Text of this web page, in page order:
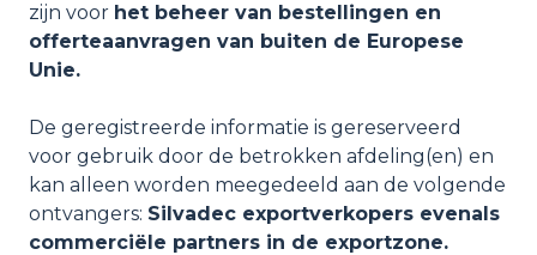
zijn voor het beheer van bestellingen en
offerteaanvragen van buiten de Europese
Unie.
De geregistreerde informatie is gereserveerd
voor gebruik door de betrokken afdeling(en) en
kan alleen worden meegedeeld aan de volgende
ontvangers: Silvadec exportverkopers evenals
commerciële partners in de exportzone.